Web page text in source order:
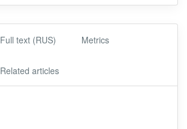
Full text (RUS) Metrics
Related articles